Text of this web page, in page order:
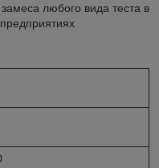
любого вида теста в